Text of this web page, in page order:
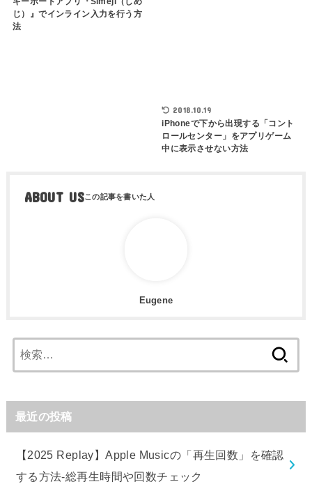
じ）』でインライン入力を行う方
法
2018.10.19
iPhoneで下から出現する「コント
ロールセンター」をアプリゲーム
中に表示させない方法
ABOUT US
Eugene
索:
最近の投稿
【2025 Replay】Apple Musicの「再生回数」を確認
する方法-総再生時間や回数チェック